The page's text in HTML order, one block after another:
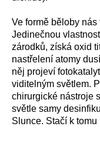
Ve formě běloby
Jedinečnou
zárodků, získá oxid
nastřelení atomy
něj projeví
viditelným světlem.
chirurgické nástroje
světle samy
Slunce. Stačí k